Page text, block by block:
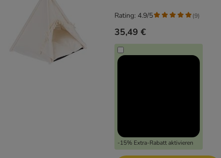
35,49 €
-15% Extra-Rabatt aktivieren
Rating: 4.9/5 (9)